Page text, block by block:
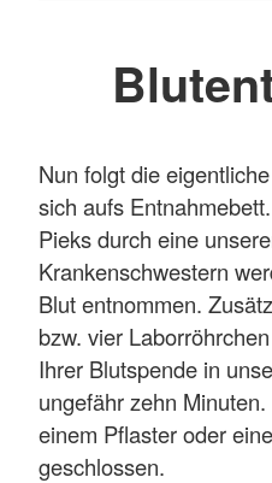
Nun folgt die
sich aufs
Pieks durch eine
Krankenschwestern
Blut entnommen.
bzw. vier
Ihrer Blutspende in
ungefähr zehn
einem Pflaster oder
geschlossen.